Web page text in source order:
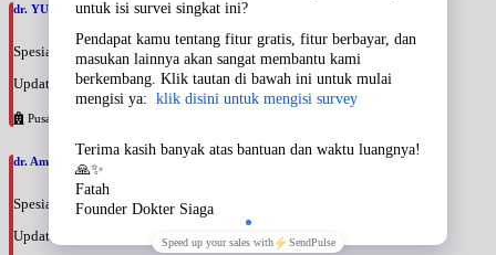
dr. YUDDI WAHYONO, SpOnkRad
Spesialis: Onkologi Radiasi
Update terakhir: 2026-08-09 14:39:48
Pusat Pertamina
dr. Amang Surachman, SpTHT
Spesialis: THT
Update terakhir: 2026-08-09 14:34:23